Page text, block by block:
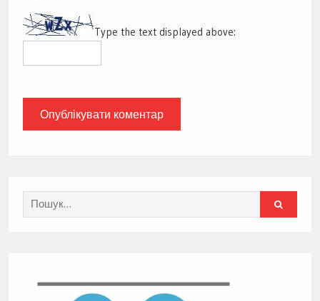
Type the text displayed above:
Search
for: